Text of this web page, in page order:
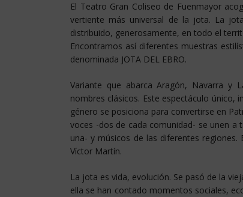
El Teatro Gran Coliseo de Fuenmayor
vertiente más universal de la jota. La
distribuido, generosamente, en todo el
Encontramos así diferentes muestras
denominada JOTA DEL EBRO.
Variante que abarca Aragón, Navarra y
nombres clásicos. Este espectáculo
género se posiciona para convertirse en
voces -dos de cada comunidad- se unen a
una- y músicos de las diferentes
Víctor Martín.
La jota es vida, evolución. Se pasó de la
ella se han contado momentos sociales,